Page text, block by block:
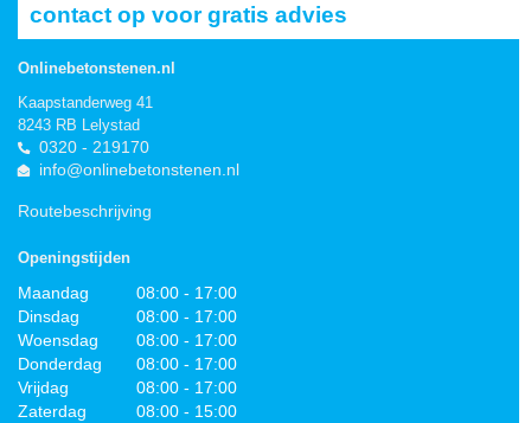
contact op voor gratis advies
Onlinebetonstenen.nl
Kaapstanderweg 41
8243 RB Lelystad
0320 - 219170
info@onlinebetonstenen.nl
Routebeschrijving
Openingstijden
Maandag
08:00 - 17:00
Dinsdag
08:00 - 17:00
Woensdag
08:00 - 17:00
Donderdag
08:00 - 17:00
Vrijdag
08:00 - 17:00
Zaterdag
08:00 - 15:00